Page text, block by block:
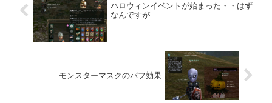
ハロウィンイベントが始まった・・はず
なんですが
モンスターマスクのバフ効果